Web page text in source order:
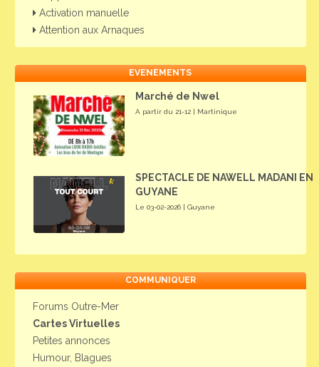
Activation manuelle
Attention aux Arnaques
EVENEMENTS
Marché de Nwel
A partir du 21-12 | Martinique
SPECTACLE DE NAWELL MADANI EN
GUYANE
Le 03-02-2026 | Guyane
COMMUNIQUER
Forums Outre-Mer
Cartes Virtuelles
Petites annonces
Humour, Blagues